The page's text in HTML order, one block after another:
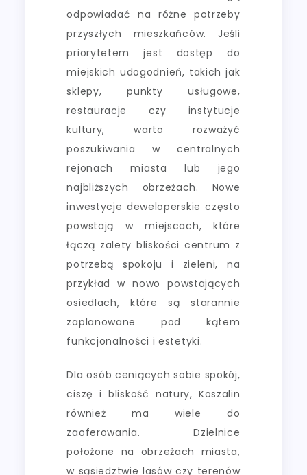
odpowiadać na różne potrzeby
przyszłych mieszkańców. Jeśli
priorytetem jest dostęp do
miejskich udogodnień, takich jak
sklepy, punkty usługowe,
restauracje czy instytucje
kultury, warto rozważyć
poszukiwania w centralnych
rejonach miasta lub jego
najbliższych obrzeżach. Nowe
inwestycje deweloperskie często
powstają w miejscach, które
łączą zalety bliskości centrum z
potrzebą spokoju i zieleni, na
przykład w nowo powstających
osiedlach, które są starannie
zaplanowane pod kątem
funkcjonalności i estetyki.
Dla osób ceniących sobie spokój,
ciszę i bliskość natury, Koszalin
również ma wiele do
zaoferowania. Dzielnice
położone na obrzeżach miasta,
w sąsiedztwie lasów czy terenów